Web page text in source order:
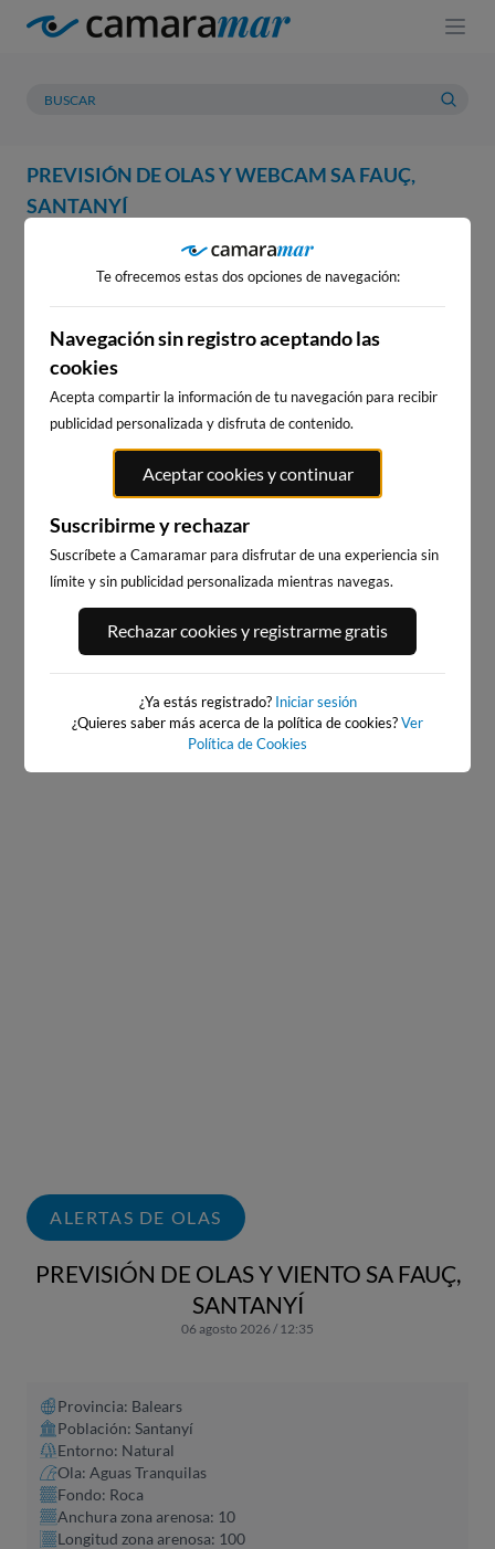
PREVISIÓN DE OLAS Y WEBCAM SA FAUÇ,
SANTANYÍ
PREVISIÓN METEOROLOGÍA
WEBCAM SA FAUÇ, SANTANYÍ
WEBCAMS CERCANAS
PORT ANDRATX
62km · Andratx
PLAYA DE SITGES
0.0 m CHOPI
ALERTAS DE OLAS
PREVISIÓN DE OLAS Y VIENTO SA FAUÇ,
SANTANYÍ
06 agosto 2026 / 12:35
Provincia: Balears
Población: Santanyí
Entorno: Natural
Ola: Aguas Tranquilas
Fondo: Roca
Anchura zona arenosa: 10
Longitud zona arenosa: 100
Te ofrecemos estas dos opciones de navegación:
Navegación sin registro aceptando las
cookies
Acepta compartir la información de tu navegación para recibir
publicidad personalizada y disfruta de contenido.
Aceptar cookies y continuar
Suscribirme y rechazar
Suscríbete a Camaramar para disfrutar de una experiencia sin
límite y sin publicidad personalizada mientras navegas.
Rechazar cookies y registrarme gratis
¿Ya estás registrado? Iniciar sesión
¿Quieres saber más acerca de la política de cookies?Ver
Política de Cookies